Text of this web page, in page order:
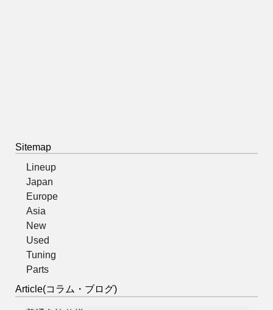
Sitemap
Lineup
Japan
Europe
Asia
New
Used
Tuning
Parts
Article(コラム・ブログ)